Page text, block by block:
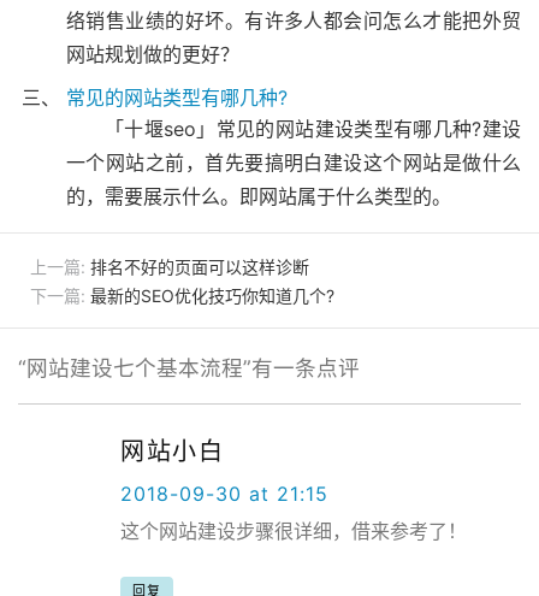
络销售业绩的好坏。有许多人都会问怎么才能把外贸
网站规划做的更好？
常见的网站类型有哪几种?
「十堰seo」常见的网站建设类型有哪几种?建设
一个网站之前，首先要搞明白建设这个网站是做什么
的，需要展示什么。即网站属于什么类型的。
章
导
上一篇: 排名不好的页面可以这样诊断
下一篇: 最新的SEO优化技巧你知道几个?
“网站建设七个基本流程”有一条点评
网站小白
2018-09-30 at 21:15
这个网站建设步骤很详细，借来参考了！
回复